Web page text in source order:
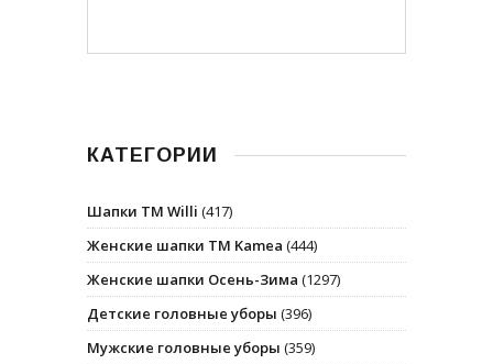
КАТЕГОРИИ
Шапки ТМ Willi (417)
Женские шапки ТМ Kamea (444)
Женские шапки Осень-Зима (1297)
Детские головные уборы (396)
Мужские головные уборы (359)